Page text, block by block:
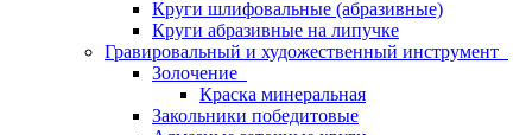
Круги шлифовальные (абразивные)
Круги абразивные на липучке
Гравировальный и художественный инструмент
Золочение
Краска минеральная
Закольники победитовые